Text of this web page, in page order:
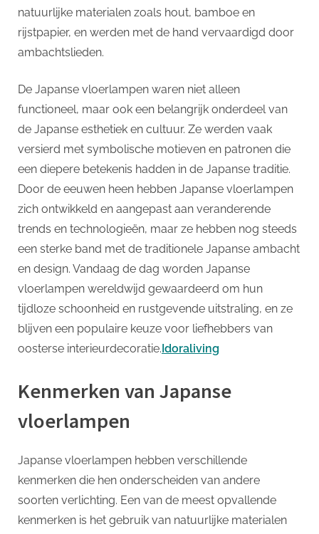
natuurlijke materialen zoals hout, bamboe en
rijstpapier, en werden met de hand vervaardigd door
ambachtslieden.
De Japanse vloerlampen waren niet alleen
functioneel, maar ook een belangrijk onderdeel van
de Japanse esthetiek en cultuur. Ze werden vaak
versierd met symbolische motieven en patronen die
een diepere betekenis hadden in de Japanse traditie.
Door de eeuwen heen hebben Japanse vloerlampen
zich ontwikkeld en aangepast aan veranderende
trends en technologieën, maar ze hebben nog steeds
een sterke band met de traditionele Japanse ambacht
en design. Vandaag de dag worden Japanse
vloerlampen wereldwijd gewaardeerd om hun
tijdloze schoonheid en rustgevende uitstraling, en ze
blijven een populaire keuze voor liefhebbers van
oosterse interieurdecoratie.Idoraliving
Kenmerken van Japanse
vloerlampen
Japanse vloerlampen hebben verschillende
kenmerken die hen onderscheiden van andere
soorten verlichting. Een van de meest opvallende
kenmerken is het gebruik van natuurlijke materialen